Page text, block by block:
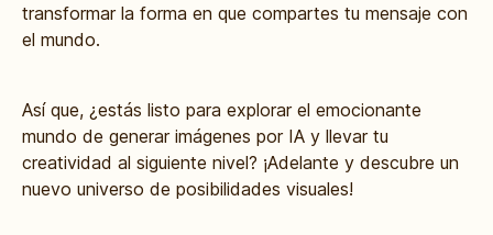
transformar la forma en que compartes tu mensaje con
el mundo.
Así que, ¿estás listo para explorar el emocionante
mundo de generar imágenes por IA y llevar tu
creatividad al siguiente nivel? ¡Adelante y descubre un
nuevo universo de posibilidades visuales!